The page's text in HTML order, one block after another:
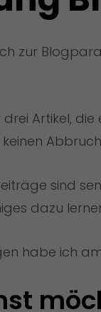
zur
Artikel,
sind
dazu
habe ich